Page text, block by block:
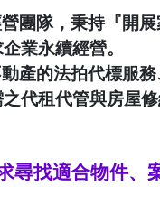
團隊，秉持『開
業永續經營。
產的法拍代標服
代租代管與房屋修
尋找適合物件、